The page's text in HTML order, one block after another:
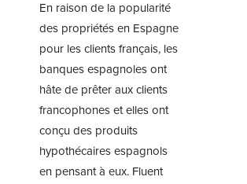
En raison de la popularité
des propriétés en Espagne
pour les clients français, les
banques espagnoles ont
hâte de prêter aux clients
francophones et elles ont
conçu des produits
hypothécaires espagnols
en pensant à eux. Fluent